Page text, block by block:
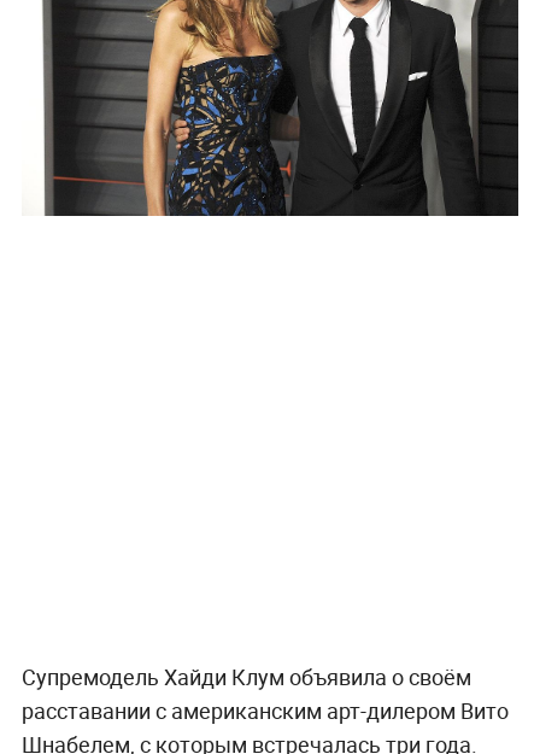
Супремодель Хайди Клум объявила о своём
расставании с американским арт-дилером Вито
Шнабелем, с которым встречалась три года.